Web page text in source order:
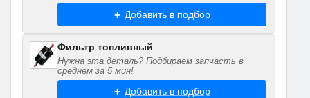
Добавить в подбор
Фильтр топливный
Нужна эта деталь? Подбираем запчасть в
среднем за 5 мин!
Добавить в подбор